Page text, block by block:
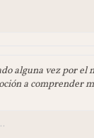
alguna vez por el
a comprender